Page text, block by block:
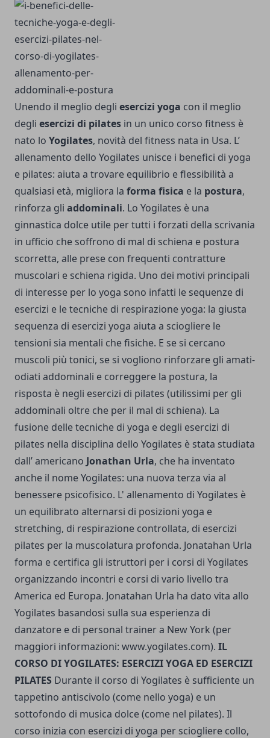
Unendo il meglio degli esercizi yoga con il meglio
degli esercizi di pilates in un unico corso fitness è
nato lo Yogilates, novità del fitness nata in Usa. L’
allenamento dello Yogilates unisce i benefici di yoga
e pilates: aiuta a trovare equilibrio e flessibilità a
qualsiasi età, migliora la forma fisica e la postura,
rinforza gli addominali. Lo Yogilates è una
ginnastica dolce utile per tutti i forzati della scrivania
in ufficio che soffrono di mal di schiena e postura
scorretta, alle prese con frequenti contratture
muscolari e schiena rigida. Uno dei motivi principali
di interesse per lo yoga sono infatti le sequenze di
esercizi e le tecniche di respirazione yoga: la giusta
sequenza di esercizi yoga aiuta a sciogliere le
tensioni sia mentali che fisiche. E se si cercano
muscoli più tonici, se si vogliono rinforzare gli amati-
odiati addominali e correggere la postura, la
risposta è negli esercizi di pilates (utilissimi per gli
addominali oltre che per il mal di schiena). La
fusione delle tecniche di yoga e degli esercizi di
pilates nella disciplina dello Yogilates è stata studiata
dall’ americano Jonathan Urla, che ha inventato
anche il nome Yogilates: una nuova terza via al
benessere psicofisico. L' allenamento di Yogilates è
un equilibrato alternarsi di posizioni yoga e
stretching, di respirazione controllata, di esercizi
pilates per la muscolatura profonda. Jonatahan Urla
forma e certifica gli istruttori per i corsi di Yogilates
organizzando incontri e corsi di vario livello tra
America ed Europa. Jonatahan Urla ha dato vita allo
Yogilates basandosi sulla sua esperienza di
danzatore e di personal trainer a New York (per
maggiori informazioni: www.yogilates.com). IL
CORSO DI YOGILATES: ESERCIZI YOGA ED ESERCIZI
PILATES Durante il corso di Yogilates è sufficiente un
tappetino antiscivolo (come nello yoga) e un
sottofondo di musica dolce (come nel pilates). Il
corso inizia con esercizi di yoga per sciogliere collo,